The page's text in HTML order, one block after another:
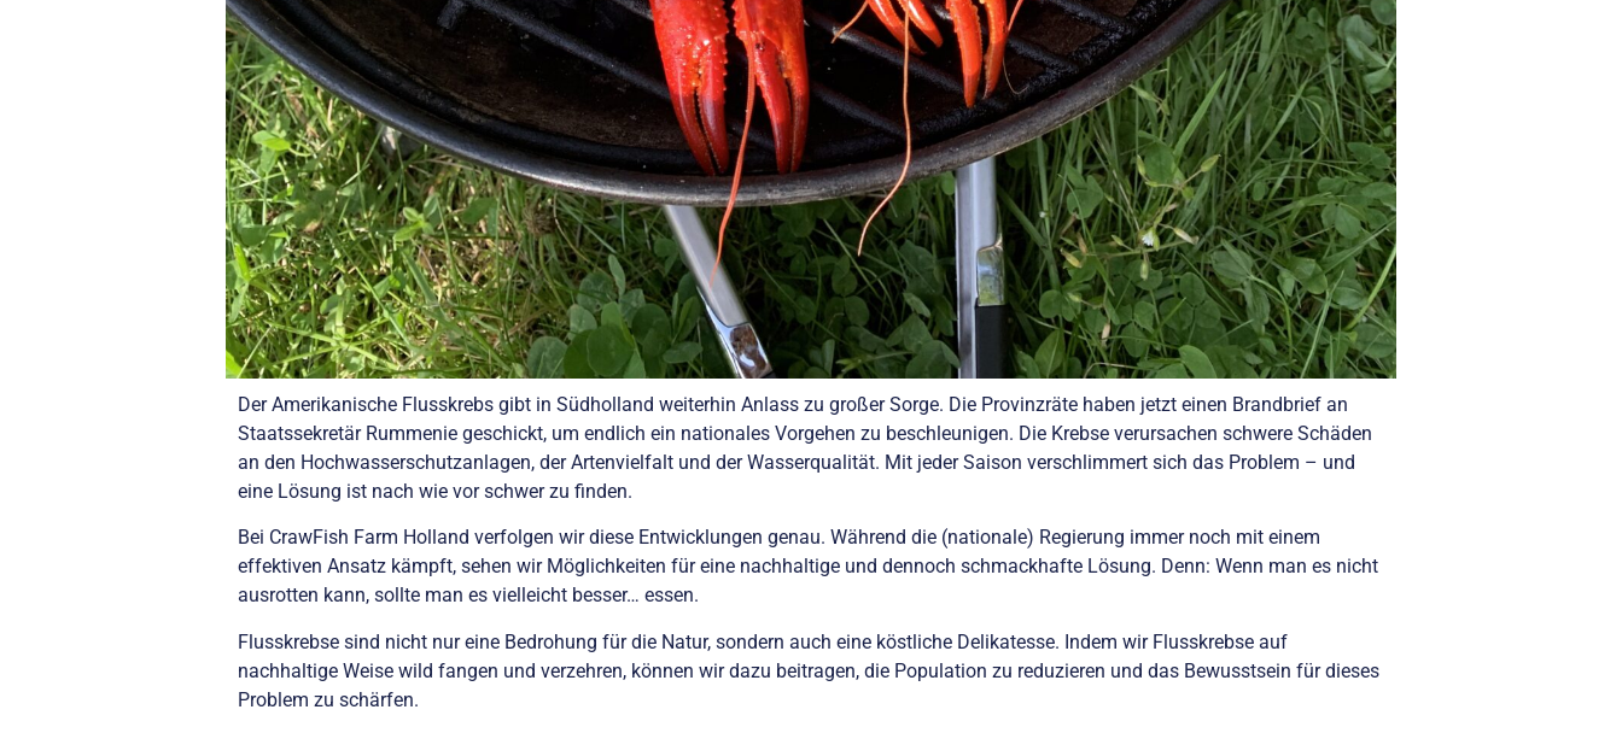
Der Amerikanische Flusskrebs gibt in Südholland weiterhin Anlass zu großer Sorge. Die Provinzräte haben jetzt einen Brandbrief an
Staatssekretär Rummenie geschickt, um endlich ein nationales Vorgehen zu beschleunigen. Die Krebse verursachen schwere Schäden
an den Hochwasserschutzanlagen, der Artenvielfalt und der Wasserqualität. Mit jeder Saison verschlimmert sich das Problem – und
eine Lösung ist nach wie vor schwer zu finden.
Bei CrawFish Farm Holland verfolgen wir diese Entwicklungen genau. Während die (nationale) Regierung immer noch mit einem
effektiven Ansatz kämpft, sehen wir Möglichkeiten für eine nachhaltige und dennoch schmackhafte Lösung. Denn: Wenn man es nicht
ausrotten kann, sollte man es vielleicht besser… essen.
Flusskrebse sind nicht nur eine Bedrohung für die Natur, sondern auch eine köstliche Delikatesse. Indem wir Flusskrebse auf
nachhaltige Weise wild fangen und verzehren, können wir dazu beitragen, die Population zu reduzieren und das Bewusstsein für dieses
Problem zu schärfen.